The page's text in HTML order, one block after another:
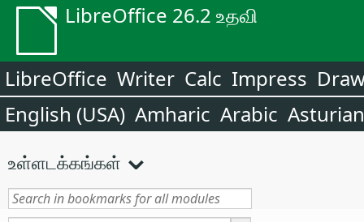
LibreOffice 26.2 உதவி
LibreOffice Writer Calc Impress
English (USA) Amharic Arabic Asturian
உள்ளடக்கங்கள்